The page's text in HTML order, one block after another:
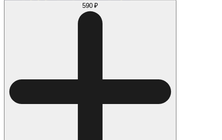
590 ₽